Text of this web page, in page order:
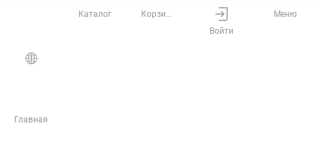
на использование файлов cookies и сбор данных
системами веб-аналитики
Главная
Каталог
Корзина
Войти
Меню